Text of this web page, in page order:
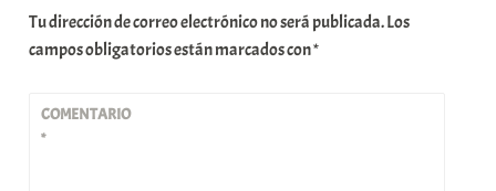
Tu dirección de correo electrónico no será publicada.Los
campos obligatorios están marcados con*
COMENTARIO
*